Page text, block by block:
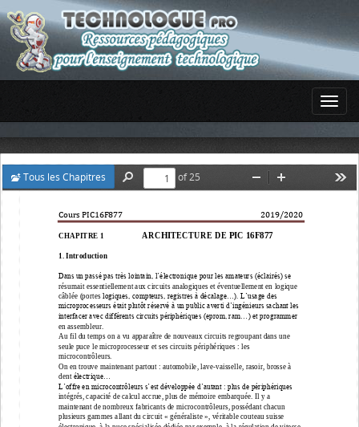
Tous les Chapitres
Find
of 25
ZoomZoom
Cours PIC16F877 2019/2020
CHAPITRE 1 ARCHITECTURE DE PIC 16F877
1. Introduction
Dans un passé pas très lointain, l’électronique pour les amateurs (éclairés) se
résumait essentiellement aux circuits analogiques et éventuellement en logique
câblée (portes logiques, compteurs, registres à décalage...). L’usage des
microprocesseurs était plutôt réservé à un public averti d’ingénieurs sachant les
interfacer avec différents circuits périphériques (eprom, ram...) et programmer
en assembleur.
Au fil du temps on a vu apparaître de nouveaux circuits regroupant dans une
seule puce le microprocesseur et ses circuits périphériques : les
microcontrôleurs.
On en trouve maintenant partout : automobile, lave-vaisselle, rasoir, brosse à
dent électrique...
L’offre en microcontrôleurs s’est développée d’autant : plus de périphériques
intégrés, capacité de calcul accrue, plus de mémoire embarquée. Il y a
maintenant de nombreux fabricants de microcontrôleurs, possédant chacun
plusieurs gammes allant du circuit « généraliste », véritable couteau suisse